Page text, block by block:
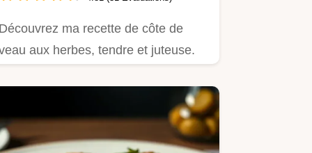
ma recette de côte de
aux herbes, tendre et juteuse.